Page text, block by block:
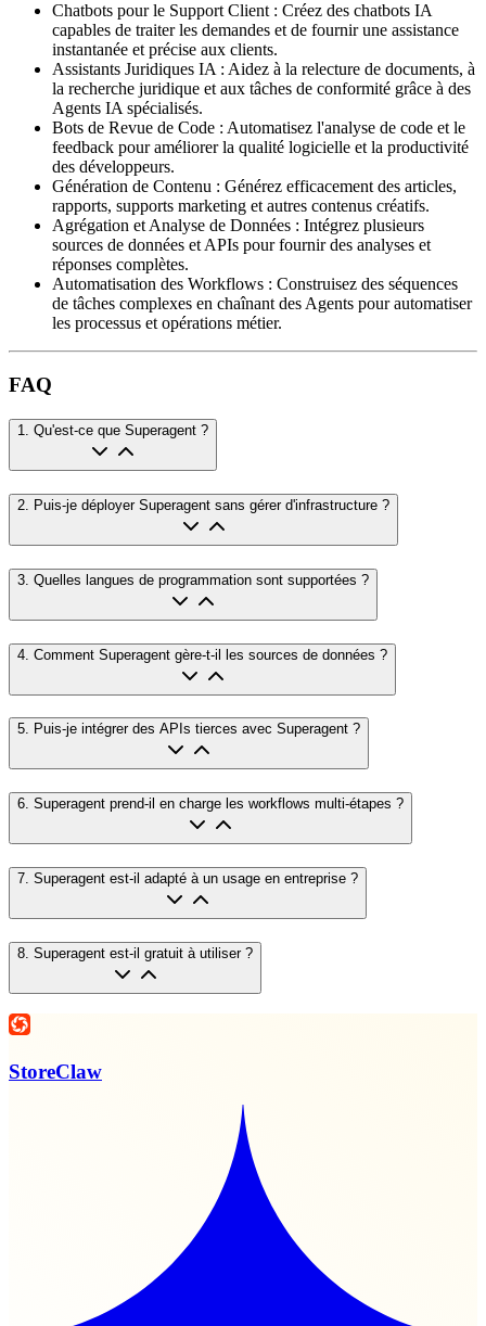
Chatbots pour le Support Client : Créez des chatbots IA
capables de traiter les demandes et de fournir une assistance
instantanée et précise aux clients.
Assistants Juridiques IA : Aidez à la relecture de documents, à
la recherche juridique et aux tâches de conformité grâce à des
Agents IA spécialisés.
Bots de Revue de Code : Automatisez l'analyse de code et le
feedback pour améliorer la qualité logicielle et la productivité
des développeurs.
Génération de Contenu : Générez efficacement des articles,
rapports, supports marketing et autres contenus créatifs.
Agrégation et Analyse de Données : Intégrez plusieurs
sources de données et APIs pour fournir des analyses et
réponses complètes.
Automatisation des Workflows : Construisez des séquences
de tâches complexes en chaînant des Agents pour automatiser
les processus et opérations métier.
FAQ
1. Qu'est-ce que Superagent ?
2. Puis-je déployer Superagent sans gérer d'infrastructure ?
3 Quelles langues de programmation sont supportées ?
4 Comment Superagent gère-t-il les sources de données ?
5. Puis-je intégrer des APIs tierces avec Superagent ?
6. Superagent prend-il en charge les workflows multi-étapes ?
7 Superagent est-il adapté à un usage en entreprise ?
8 Superagent est-il gratuit à utiliser ?
StoreClaw